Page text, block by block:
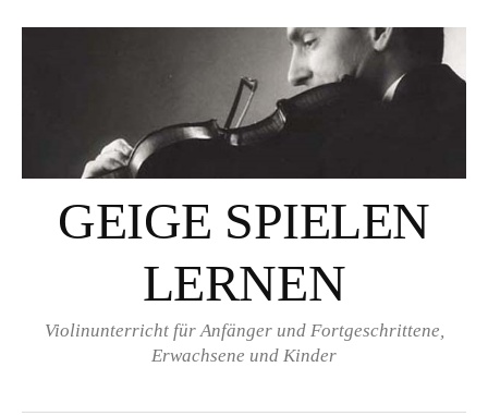
GEIGE SPIELEN
LERNEN
Violinunterricht für Anfänger und Fortgeschrittene,
Erwachsene und Kinder